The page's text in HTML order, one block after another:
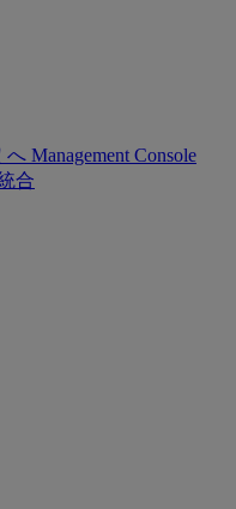
Management Console
合